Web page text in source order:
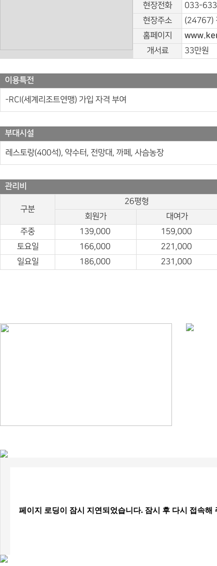
현장전화
033-
현장주소
(24767)
홈페이지
개서료
33만원
이용특전
-RCI(세계리조트연맹) 가입 자격 부여
부대시설
레스토랑(400석), 약수터, 전망대, 까페, 사슴농장
관리비
구분
26평형
회원가
대여가
주중
139,000
159,000
토요일
166,000
221,000
일요일
186,000 231,000